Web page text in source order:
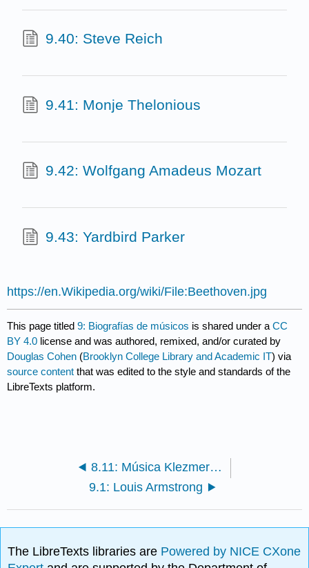
9.40: Steve Reich
9.41: Monje Thelonious
9.42: Wolfgang Amadeus Mozart
9.43: Yardbird Parker
https://en.Wikipedia.org/wiki/File:Beethoven.jpg
This page titled9: Biografías de músicos is shared under aCC
BY 4.0 license and was authored, remixed, and/or curated by
Douglas Cohen (Brooklyn College Library and Academic IT) via
source content that was edited to the style and standards of the
LibreTexts platform.
8.11: Música Klezmer Judía
9.1: Louis Armstrong
The LibreTexts libraries are Powered by NICE CXone